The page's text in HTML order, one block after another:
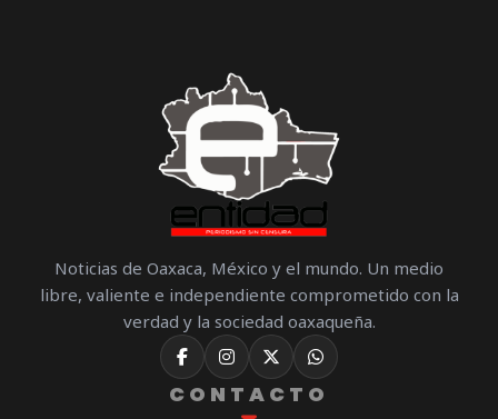
Noticias de Oaxaca, México y el mundo. Un medio
libre, valiente e independiente comprometido con la
verdad y la sociedad oaxaqueña.
CONTACTO